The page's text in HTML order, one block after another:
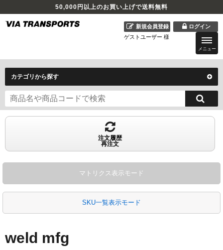
50,000 円以上のお買い上げで送料無料
新規会員登録
ログイン
ゲストユーザー 様
メニュー
カテゴリから探す
注文履歴
再注文
マトリクス表示モード
SKU一覧表示モード
weld mfg